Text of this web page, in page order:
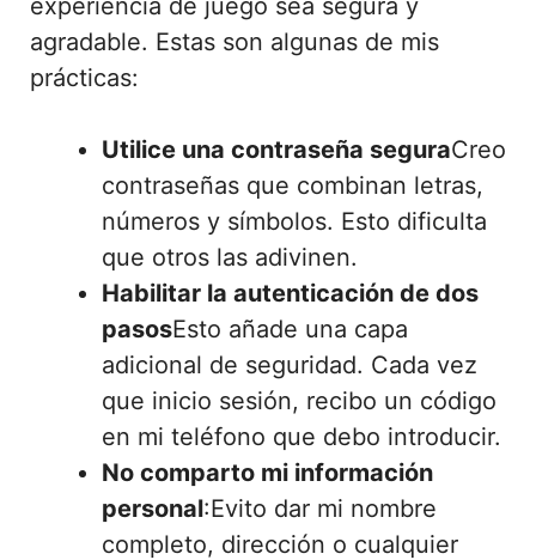
experiencia de juego sea segura y
agradable. Estas son algunas de mis
prácticas:
Utilice una contraseña seguraCreo
contraseñas que combinan letras,
números y símbolos. Esto dificulta
que otros las adivinen.
Habilitar la autenticación de dos
pasosEsto añade una capa
adicional de seguridad. Cada vez
que inicio sesión, recibo un código
en mi teléfono que debo introducir.
No comparto mi información
personal:Evito dar mi nombre
completo, dirección o cualquier